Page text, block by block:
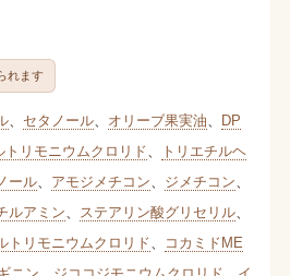
れます
、 セタノール、 オリーブ果実油
DP
トリモニウムクロリド
トリエチルヘ
ール、 アモジメチコン ジメチコン
ルアミン
ステアリン酸グリセリル、
トリモニウムクロリド
コカミドME
ニン ジココジモニウムクロリド
イ